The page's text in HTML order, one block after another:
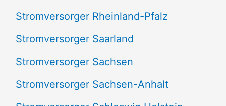
Stromversorger Rheinland-Pfalz
Stromversorger Saarland
Stromversorger Sachsen
Stromversorger Sachsen-Anhalt